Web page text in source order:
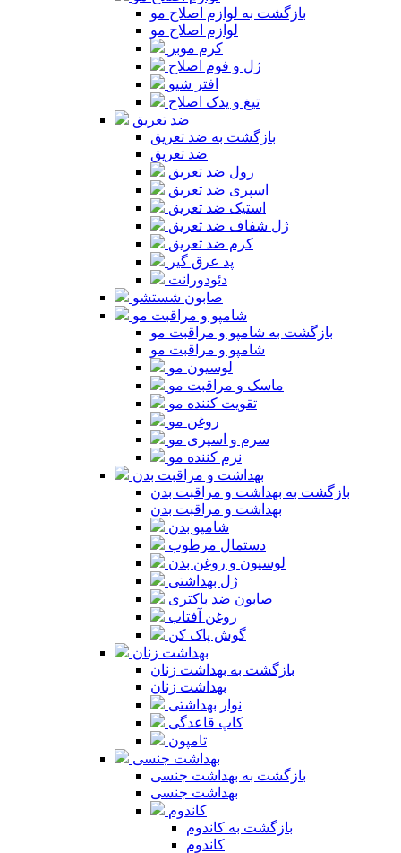
بازگشت به لوازم اصلاح مو
لوازم اصلاح مو
کرم موبر
ژل و فوم اصلاح
افتر شیو
تیغ و یدک اصلاح
ضد تعریق
بازگشت به ضد تعریق
ضد تعریق
رول ضد تعریق
اسپری ضد تعریق
استیک ضد تعریق
ژل شفاف ضد تعریق
کرم ضد تعریق
پد عرق گیر
دئودورانت
صابون شستشو
شامپو و مراقبت مو
بازگشت به شامپو و مراقبت مو
شامپو و مراقبت مو
لوسیون مو
ماسک و مراقبت مو
تقویت کننده مو
روغن مو
سرم و اسپری مو
نرم کننده مو
بهداشت و مراقبت بدن
بازگشت به بهداشت و مراقبت بدن
بهداشت و مراقبت بدن
شامپو بدن
دستمال مرطوب
لوسیون و روغن بدن
ژل بهداشتی
صابون ضد باکتری
روغن آفتاب
گوش پاک کن
بهداشت زنان
بازگشت به بهداشت زنان
بهداشت زنان
نوار بهداشتی
کاپ قاعدگی
تامپون
بهداشت جنسی
بازگشت به بهداشت جنسی
بهداشت جنسی
کاندوم
بازگشت به کاندوم
کاندوم